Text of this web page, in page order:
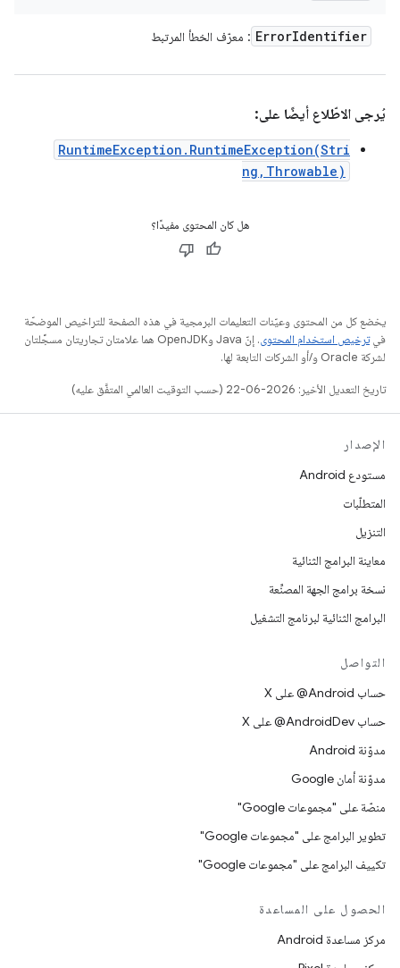
ErrorIdentifier : معرّف الخطأ المرتبط
يُرجى الاطّلاع أيضًا على:
RuntimeException.RuntimeException(Stri
ng,Throwable)
هل كان المحتوى مفيدًا؟
يخضع كل من المحتوى وعيّنات التعليمات البرمجية في هذه الصفحة للتراخيص الموضحّة
فيترخيص استخدام المحتوى
. إنّ Java وOpenJDK هما علامتان تجاريتان مسجَّلتان
لشركة Oracle و/أو الشركات التابعة لها.
تاريخ التعديل الأخير: 2026-06-22 (حسب التوقيت العالمي المتفَّق عليه)
الإصدار
مستودع Android
المتطلّبات
التنزيل
معاينة البرامج الثنائية
نسخة برامج الجهة المصنِّعة
البرامج الثنائية لبرنامج التشغيل
التواصل
حساب ‎@Android على X
حساب ‎@AndroidDev على X
مدوّنة Android
مدوّنة أمان Google
منصّة على "مجموعات Google"
تطوير البرامج على "مجموعات Google"
تكييف البرامج على "مجموعات Google"
الحصول على المساعدة
مركز مساعدة Android